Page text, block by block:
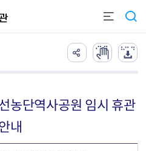
농단역사공원 임시 휴관
내